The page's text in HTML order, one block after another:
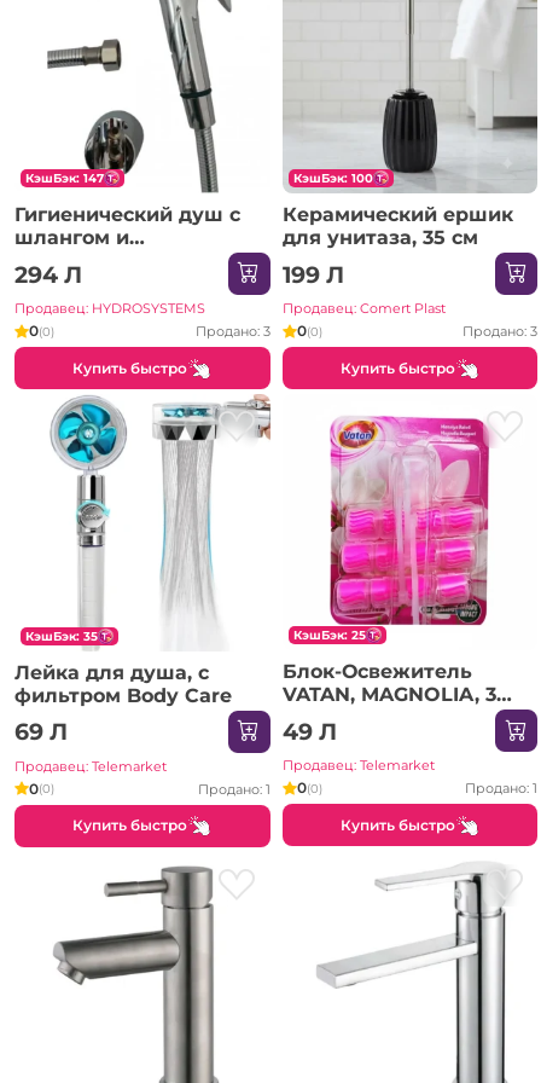
КэшБэк: 147
Гигиенический душ с
шлангом и
держателем
EVOLUTION
хромированный - 1200
мм
294 Л
Продавец: HYDROSYSTEMS
0(0) Продано: 3
Купить быстро
КэшБэк: 100
Керамический ершик
для унитаза, 35 см
199 Л
Продавец: Comert Plast
0(0) Продано: 3
Купить быстро
КэшБэк: 35
Лейка для душа, с
фильтром Body Care
69 Л
Продавец: Telemarket
0(0) Продано: 1
Купить быстро
КэшБэк: 25
Блок-Освежитель
VATAN, MAGNOLIA, 3
шт
49 Л
Продавец: Telemarket
0(0) Продано: 1
Купить быстро